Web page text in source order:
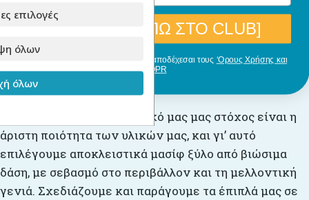
Για την παραγωγή
, πρωταρχικό μας μας στόχος είναι η
άριστη ποιότητα των υλικών μας, και γι’ αυτό
επιλέγουμε αποκλειστικά μασίφ ξύλο από βιώσιμα
δάση, με σεβασμό στο περιβάλλον και τη μελλοντική
γενιά. Σχεδιάζουμε και παράγουμε τα έπιπλά μας σε
επιλογές
όλων
όλων
[ΘΕΛΩ ΝΑ ΜΠΩ ΣΤΟ CLUB]
Με την εγγραφή σου, δηλώνεις ότι αποδέχεσαι τους ‘Ορους Χρήσης και
GDPR